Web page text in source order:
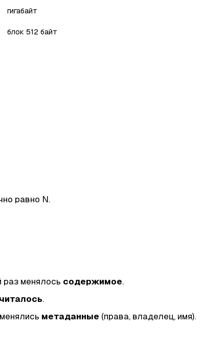
гигабайт
блок 512 байт
равно N.
раз менялось содержимое.
читалось.
метаданные (права, владелец, имя).